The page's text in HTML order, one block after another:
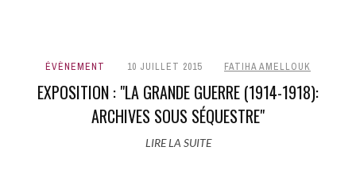
ÉVÈNEMENT 10 JUILLET 2015 FATIHA AMELLOUK
EXPOSITION : "LA GRANDE GUERRE (1914-1918):
ARCHIVES SOUS SÉQUESTRE"
LIRE LA SUITE